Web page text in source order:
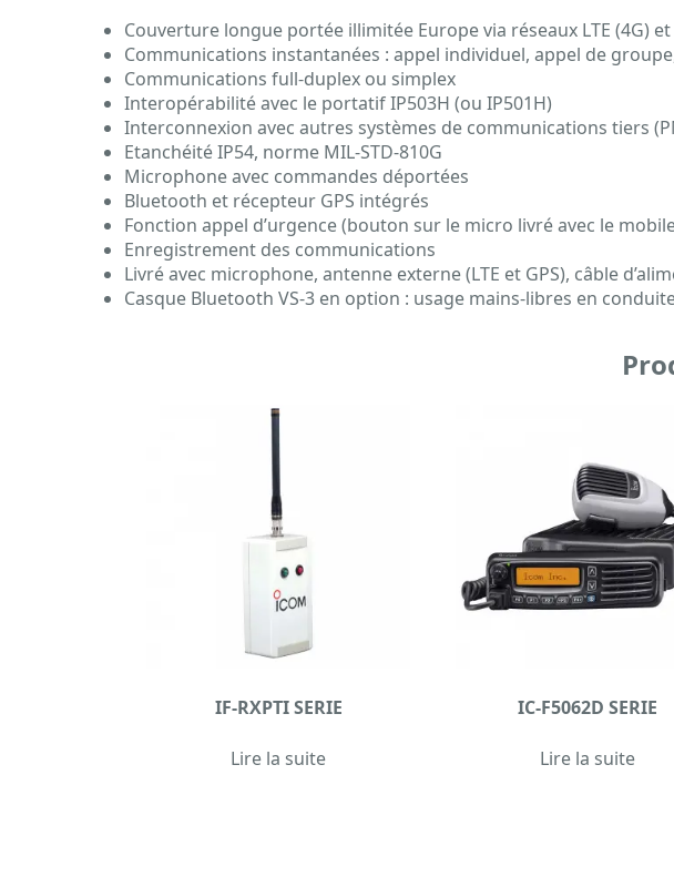
Couverture longue portée illimitée Europe via réseaux LTE (4G) et
Communications instantanées : appel individuel, appel de
Communications full-duplex ou simplex
Interopérabilité avec le portatif IP503H (ou IP501H)
Interconnexion avec autres systèmes de communications tiers
Etanchéité IP54, norme MIL-STD-810G
Microphone avec commandes déportées
Bluetooth et récepteur GPS intégrés
Fonction appel d’urgence (bouton sur le micro livré avec le
Enregistrement des communications
Livré avec microphone, antenne externe (LTE et GPS), câble
Casque Bluetooth VS-3 en option : usage mains-libres en
IF-RXPTI SERIE
Lire la suite
IC-F5062D SERIE
Lire la suite